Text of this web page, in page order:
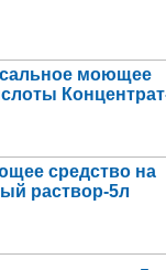
моющее
средство на
раствор-5л